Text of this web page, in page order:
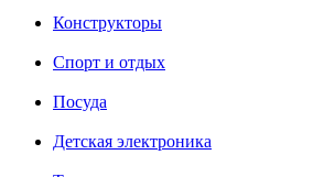
Конструкторы
Спорт и отдых
Посуда
Детская электроника